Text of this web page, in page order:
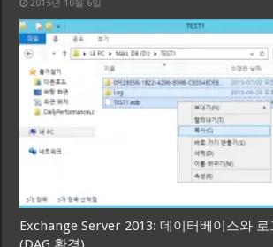
2015년 10월 6일
Exchange Server 2013: 데이터베이스와